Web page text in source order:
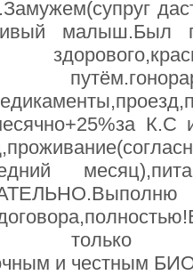
только
и честным